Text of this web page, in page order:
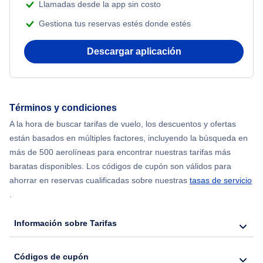
Flights from Nueva York to Mumbai
Flights from Shanghai to Nueva York
Flights from Nueva York to Hong Kong
Flights from Nueva York to Seúl
Llamadas desde la app sin costo
Gestiona tus reservas estés donde estés
Descargar aplicación
Términos y condiciones
A la hora de buscar tarifas de vuelo, los descuentos y ofertas
están basados en múltiples factores, incluyendo la búsqueda en
más de 500 aerolíneas para encontrar nuestras tarifas más
baratas disponibles. Los códigos de cupón son válidos para
ahorrar en reservas cualificadas sobre nuestras tasas de servicio
.
Información sobre Tarifas
Códigos de cupón